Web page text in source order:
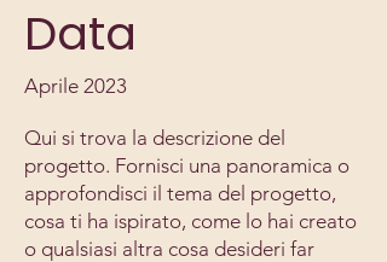
Data
Aprile 2023
Qui si trova la descrizione del
progetto. Fornisci una panoramica o
approfondisci il tema del progetto,
cosa ti ha ispirato, come lo hai creato
o qualsiasi altra cosa desideri far